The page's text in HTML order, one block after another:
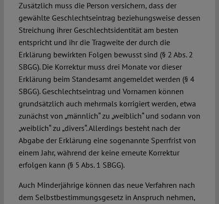
Zusätzlich muss die Person versichern, dass der
gewählte Geschlechtseintrag beziehungsweise dessen
Streichung ihrer Geschlechtsidentität am besten
entspricht und ihr die Tragweite der durch die
Erklärung bewirkten Folgen bewusst sind (§ 2 Abs. 2
SBGG). Die Korrektur muss drei Monate vor dieser
Erklärung beim Standesamt angemeldet werden (§ 4
SBGG). Geschlechtseintrag und Vornamen können
grundsätzlich auch mehrmals korrigiert werden, etwa
zunächst von „männlich“ zu „weiblich“ und sodann von
„weiblich“ zu „divers“. Allerdings besteht nach der
Abgabe der Erklärung eine sogenannte Sperrfrist von
einem Jahr, während der keine erneute Korrektur
erfolgen kann (§ 5 Abs. 1 SBGG).
Auch Minderjährige können das neue Verfahren nach
dem Selbstbestimmungsgesetz in Anspruch nehmen,